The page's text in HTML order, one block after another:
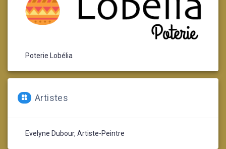
Poterie Lobélia
Artistes
Evelyne Dubour, Artiste-Peintre